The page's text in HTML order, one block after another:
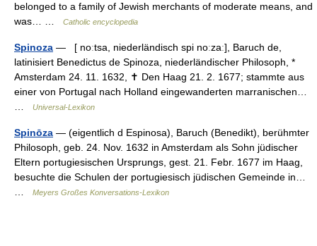
belonged to a family of Jewish merchants of moderate means, and
was… …
Catholic encyclopedia
Spinoza — [ noːtsa, niederländisch spi noːzaː], Baruch de,
latinisiert Benedictus de Spinoza, niederländischer Philosoph, *
Amsterdam 24. 11. 1632, ✝ Den Haag 21. 2. 1677; stammte aus
einer von Portugal nach Holland eingewanderten marranischen…
Universal-Lexikon
Spinōza — (eigentlich d Espinosa), Baruch (Benedikt), berühmter
Philosoph, geb. 24. Nov. 1632 in Amsterdam als Sohn jüdischer
Eltern portugiesischen Ursprungs, gest. 21. Febr. 1677 im Haag,
besuchte die Schulen der portugiesisch jüdischen Gemeinde in…
Meyers Großes Konversations-Lexikon